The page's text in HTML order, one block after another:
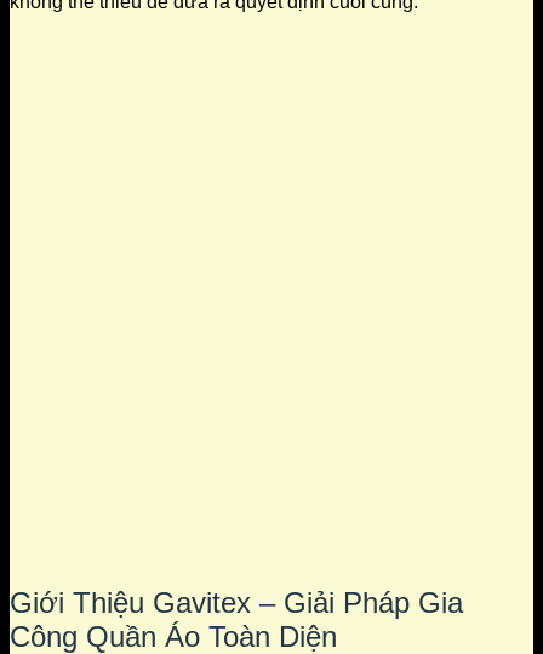
Giới Thiệu Gavitex – Giải Pháp Gia
Công Quần Áo Toàn Diện